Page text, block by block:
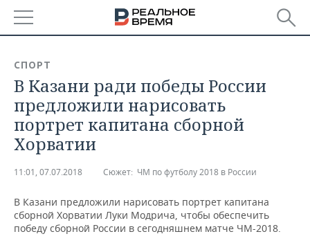
БАШКОРТОСТАН
ТАТАРСТАН
УДМУРТИЯ
НОВОСТИ
АНАЛИТИКА
НОВОСТИ АНАЛИТИКИ
ДЕКЛАРАЦИИ О ДОХОДАХ
КОРОЛИ ГОСЗАКАЗА ПФО
ЭКОНОМИКА
НОВОСТИ ЭКОНОМИКИ
ФИНАНСЫ
ПРОМЫШЛЕННОСТЬ
НОВОСТИ
ПРОМЫШЛЕННОСТИ
НЕДВИЖИМОСТЬ
СПОРТ
В Казани ради победы России
предложили нарисовать
портрет капитана сборной
Хорватии
11:01, 07.07.2018 Сюжет: ЧМ по футболу 2018 в России
В Казани предложили нарисовать портрет капитана
сборной Хорватии Луки Модрича, чтобы обеспечить
победу сборной России в сегодняшнем матче ЧМ-2018.